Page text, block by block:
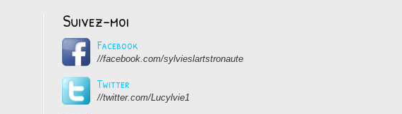
Suivez-moi
Facebook
//facebook.com/sylvieslartstronaute
Twitter
//twitter.com/Lucylvie1